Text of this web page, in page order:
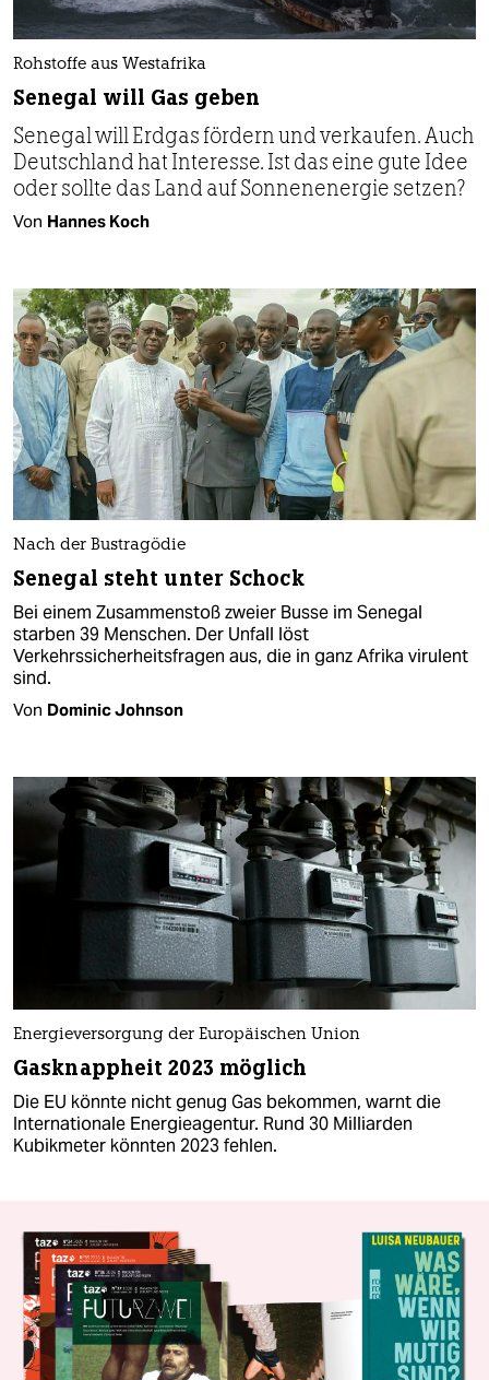
Rohstoffe aus Westafrika
Senegal will Gas geben
Senegal will Erdgas fördern und verkaufen. Auch
Deutschland hat Interesse. Ist das eine gute Idee
oder sollte das Land auf Sonnenenergie setzen?
Von Hannes Koch
Nach der Bustragödie
Senegal steht unter Schock
Bei einem Zusammenstoß zweier Busse im Senegal
starben 39 Menschen. Der Unfall löst
Verkehrssicherheitsfragen aus, die in ganz Afrika virulent
sind.
Von Dominic Johnson
Energieversorgung der Europäischen Union
Gasknappheit 2023 möglich
Die EU könnte nicht genug Gas bekommen, warnt die
Internationale Energieagentur. Rund 30 Milliarden
Kubikmeter könnten 2023 fehlen.